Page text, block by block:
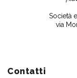
Società
via
Contatti